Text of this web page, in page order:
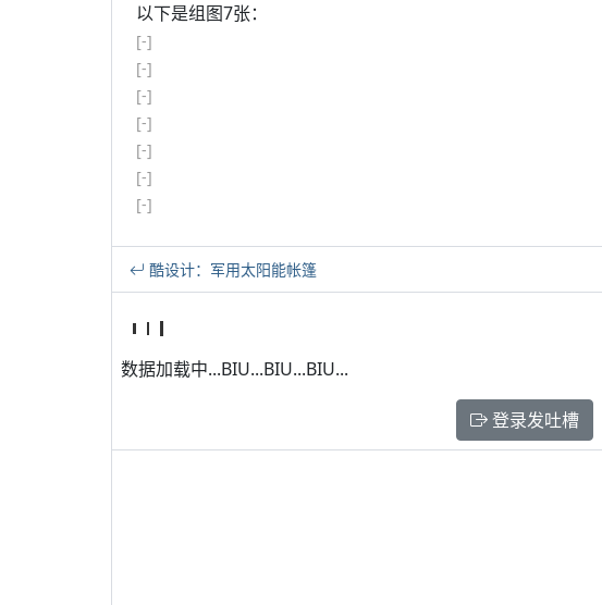
以下是组图7张：
[-]
[-]
[-]
[-]
[-]
[-]
[-]
酷设计：军用太阳能帐篷
数据加载中...BIU...BIU...BIU...
登录发吐槽